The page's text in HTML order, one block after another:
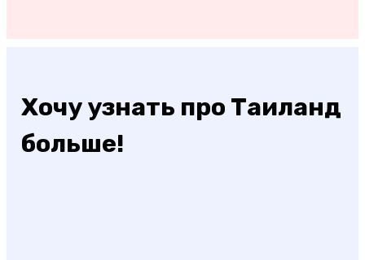
Хочу узнать про Таиланд
больше!